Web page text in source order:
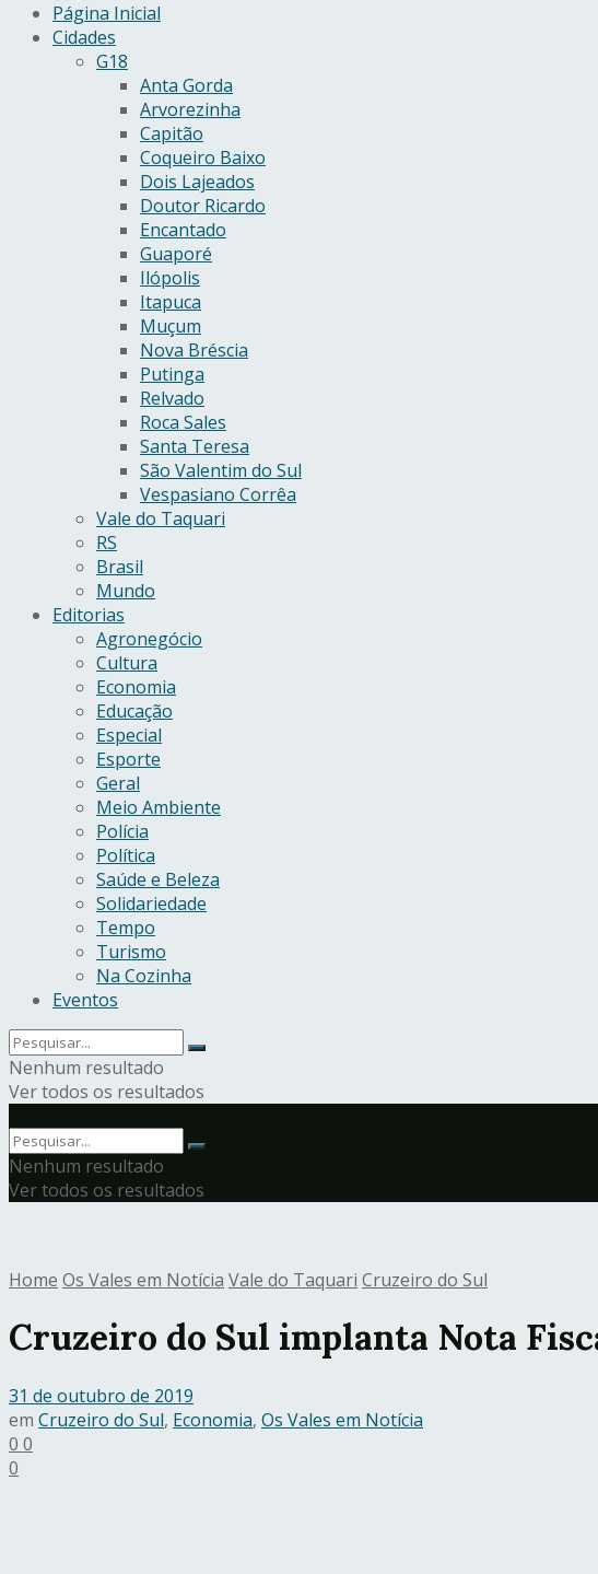
Página Inicial
Cidades
G18
Anta Gorda
Arvorezinha
Capitão
Coqueiro Baixo
Dois Lajeados
Doutor Ricardo
Encantado
Guaporé
Ilópolis
Itapuca
Muçum
Nova Bréscia
Putinga
Relvado
Roca Sales
Santa Teresa
São Valentim do Sul
Vespasiano Corrêa
Vale do Taquari
RS
Brasil
Mundo
Editorias
Agronegócio
Cultura
Economia
Educação
Especial
Esporte
Geral
Meio Ambiente
Polícia
Política
Saúde e Beleza
Solidariedade
Tempo
Turismo
Na Cozinha
Eventos
Nenhum resultado
Ver todos os resultados
Nenhum resultado
Ver todos os resultados
Home Os Vales em Notícia Vale do Taquari Cruzeiro do Sul
Cruzeiro do Sul implanta Nota
31 de outubro de 2019
em Cruzeiro do Sul, Economia, Os Vales em Notícia
0 0
0